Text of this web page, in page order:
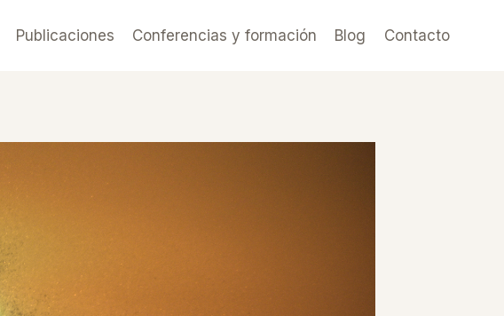
Publicaciones Conferencias y formación Blog Contacto